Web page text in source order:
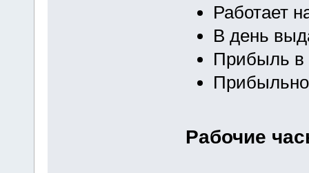
Работает
В день
Прибыль в
Рабочие